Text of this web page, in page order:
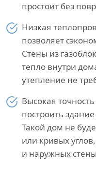
простоит без
Низкая
позволяет
Стены из
тепло внутри
утепление не
Высокая
построить
Такой дом не
или кривых
и наружных